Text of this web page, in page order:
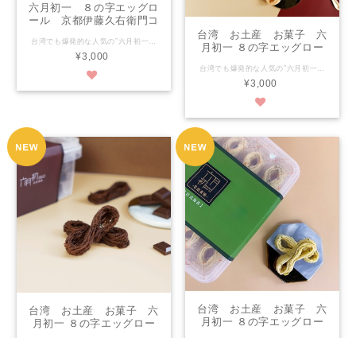
六月初一 ８の字エッグロ
ール 京都伊藤久右衛門コ
抹茶蛋捲 予約販売
¥3,000
台湾 お土産 お菓子 六
月初一 ８の字エッグロー
蛋捲 予約販売
台湾でも爆発的な人気の”六月初一”の8の字エッグロール♪ ブランド名である『六月初一』には６月の最初の日は決意と希望に満ちた始まりの日という意 葉巻型ロールがポピュラーなエッグロールが８の字！ 『六月初一』のエッグロールの８の字には エッグロールを横に寝かすと”∞”無限という意味 さらには女性創業者ならではの家族、友人、恋人、すべての人が深い無限の縁で結ばれますようにとの意も込められ居ます 一口くちにいれると、ほろほろとほどけるような食感 また一口でさっと食べれるような大きさ サクサク感は病みつきに ぜひご賞味くださいませ。 プレーン味 40個入り／約320G 保存期限：４か月 ※人気商品となります。 現地販売状況により欠品が発生する可能性がございます。 その場合、ご注文のキャンセル、、後日配送（〜１か月後）いづれかの ご対応となります。 その際は当店より事前にご連絡差し上げます。 予めご了承の程、宜しくお願い申し上げます。
¥3,000
台湾 お土産 お菓子 六
月初一 ８の字エッグロー
台湾 お土産 お菓子 六
月初一 ８の字エッグロー